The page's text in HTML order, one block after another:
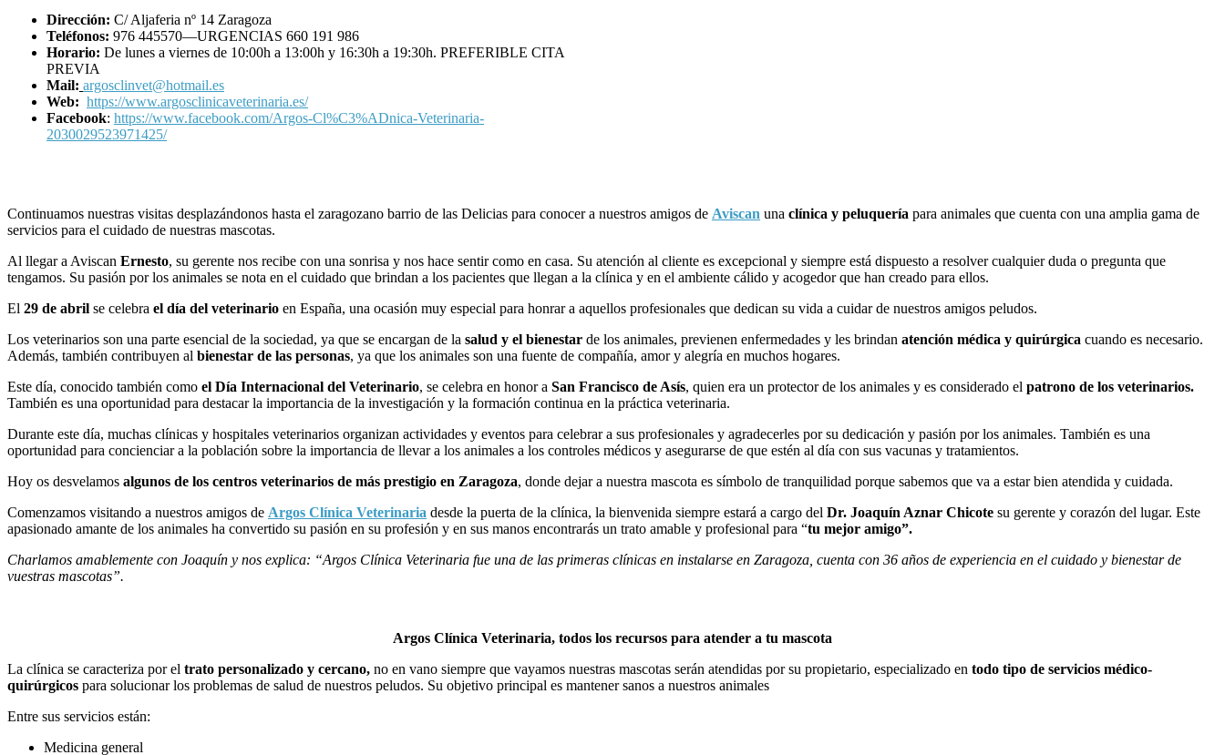
Dirección: C/ Aljaferia nº 14 Zaragoza
Teléfonos: 976 445570—URGENCIAS 660 191 986
Horario: De lunes a viernes de 10:00h a 13:00h y 16:30h a 19:30h. PREFERIBLE CITA
PREVIA
Mail: argosclinvet@hotmail.es
Web: https://www.argosclinicaveterinaria.es/
Facebook: https://www.facebook.com/Argos-Cl%C3%ADnica-Veterinaria-
2030029523971425/
Continuamos nuestras visitas desplazándonos hasta el zaragozano barrio de las Delicias para conocer a nuestros amigos de Aviscan una clínica y peluquería para animales que cuenta con una amplia gama de
servicios para el cuidado de nuestras mascotas.
Al llegar a Aviscan Ernesto, su gerente nos recibe con una sonrisa y nos hace sentir como en casa. Su atención al cliente es excepcional y siempre está dispuesto a resolver cualquier duda o pregunta que
tengamos. Su pasión por los animales se nota en el cuidado que brindan a los pacientes que llegan a la clínica y en el ambiente cálido y acogedor que han creado para ellos.
El 29 de abril se celebra el día del veterinario en España, una ocasión muy especial para honrar a aquellos profesionales que dedican su vida a cuidar de nuestros amigos peludos.
Los veterinarios son una parte esencial de la sociedad, ya que se encargan de la salud y el bienestar de los animales, previenen enfermedades y les brindan atención médica y quirúrgica cuando es necesario.
Además, también contribuyen al bienestar de las personas, ya que los animales son una fuente de compañía, amor y alegría en muchos hogares.
Este día, conocido también como el Día Internacional del Veterinario, se celebra en honor a San Francisco de Asís, quien era un protector de los animales y es considerado el patrono de los veterinarios.
También es una oportunidad para destacar la importancia de la investigación y la formación continua en la práctica veterinaria.
Durante este día, muchas clínicas y hospitales veterinarios organizan actividades y eventos para celebrar a sus profesionales y agradecerles por su dedicación y pasión por los animales. También es una
oportunidad para concienciar a la población sobre la importancia de llevar a los animales a los controles médicos y asegurarse de que estén al día con sus vacunas y tratamientos.
Hoy os desvelamos algunos de los centros veterinarios de más prestigio en Zaragoza, donde dejar a nuestra mascota es símbolo de tranquilidad porque sabemos que va a estar bien atendida y cuidada.
Comenzamos visitando a nuestros amigos de Argos Clínica Veterinaria desde la puerta de la clínica, la bienvenida siempre estará a cargo del Dr. Joaquín Aznar Chicote su gerente y corazón del lugar. Este
apasionado amante de los animales ha convertido su pasión en su profesión y en sus manos encontrarás un trato amable y profesional para “tu mejor amigo”.
Charlamos amablemente con Joaquín y nos explica: “Argos Clínica Veterinaria fue una de las primeras clínicas en instalarse en Zaragoza, cuenta con 36 años de experiencia en el cuidado y bienestar de
vuestras mascotas”.
Argos Clínica Veterinaria, todos los recursos para atender a tu mascota
La clínica se caracteriza por el trato personalizado y cercano, no en vano siempre que vayamos nuestras mascotas serán atendidas por su propietario, especializado en todo tipo de servicios médico-
quirúrgicos para solucionar los problemas de salud de nuestros peludos. Su objetivo principal es mantener sanos a nuestros animales
Entre sus servicios están:
Medicina general